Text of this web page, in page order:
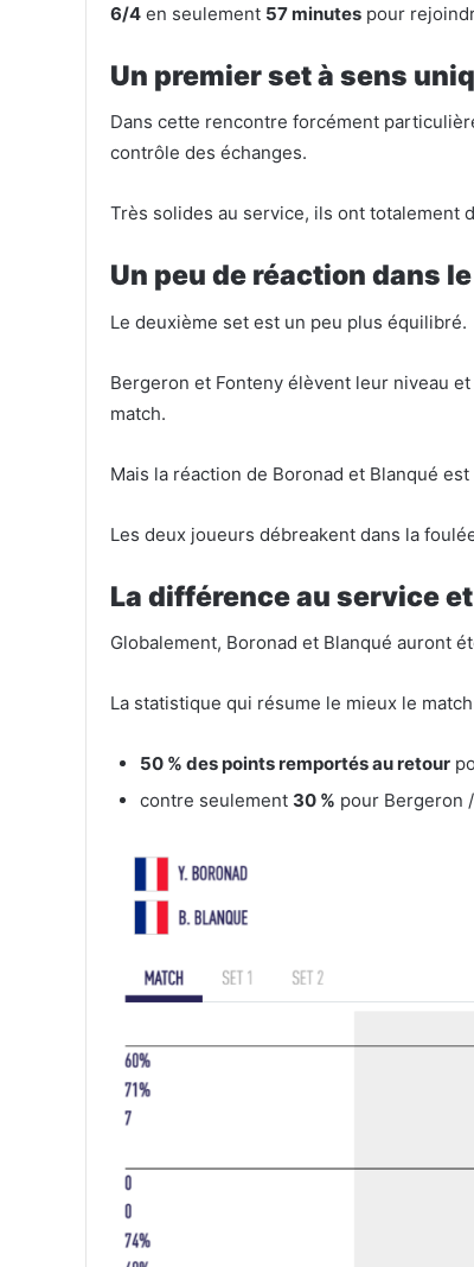
6/4 en seulement 57 minutes pour
Un premier set à sens
Dans cette rencontre forcément
contrôle des échanges.
Très solides au service, ils ont totalement
Un peu de réaction dans
Le deuxième set est un peu plus équilibré.
Bergeron et Fonteny élèvent leur niveau
match.
Mais la réaction de Boronad et Blanqué
Les deux joueurs débreakent dans la
La différence au service
Globalement, Boronad et Blanqué auront
La statistique qui résume le mieux le
50 % des points remportés au retour
contre seulement 30 % pour Bergeron